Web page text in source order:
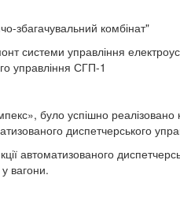
збагачувальний комбінат"
системи управління
управління СГП-1
було успішно
диспетчерського
автоматизованого
вагони.